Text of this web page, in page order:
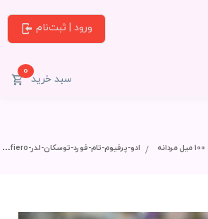
ورود | ثبت‌نام
سبد خرید0
100 میل مردانه ادو-پرفیوم-تام-فورد-توسکان-لدر-fiero-حجم-۱۰۰-میلی-لیتر